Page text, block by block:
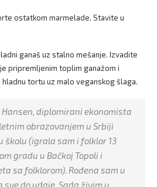
ostatkom marmelade. Stavite u
ganaš uz stalno mešanje. Izvadite
pripremljenim toplim ganažom i
tortu uz malo veganskog šlaga.
Hansen, diplomirani ekonomista
obrazovanjem u Srbiji
školu (igrala sam i folklor 13
gradu u Bačkoj Topoli i
sa folklorom). Rođena sam u
sve do udaje. Sada živim u